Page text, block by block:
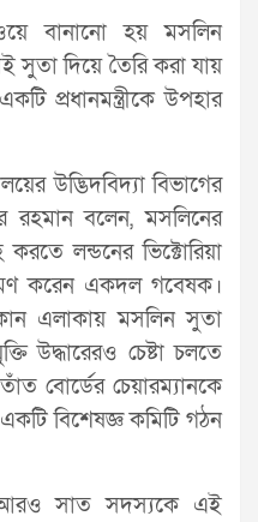
বানানো হয় মসলিন
সুতা দিয়ে তৈরি করা যায়
প্রধানমন্ত্রীকে উপহার
উদ্ভিদবিদ্যা বিভাগের
রহমান বলেন, মসলিনের
লন্ডনের ভিক্টোরিয়া
করেন একদল গবেষক।
এলাকায় মসলিন সুতা
উদ্ধারেরও চেষ্টা চলতে
বোর্ডের চেয়ারম্যানকে
বিশেষজ্ঞ কমিটি গঠন
আরও সাত সদস্যকে এই